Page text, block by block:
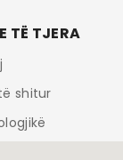
TË TJERA
shitur